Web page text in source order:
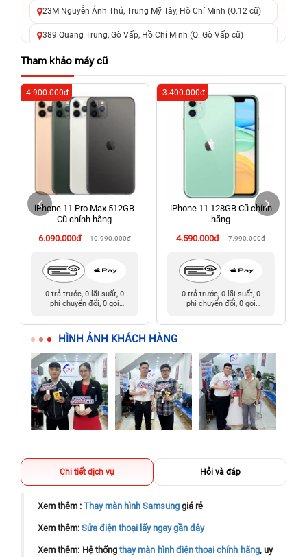
23M Nguyễn Ảnh Thủ, Trung Mỹ Tây, Hồ Chí Minh (Q.12 cũ)
389 Quang Trung, Gò Vấp, Hồ Chí Minh (Q. Gò Vấp cũ)
625 - 625A Âu Cơ, Tân Phú, Hồ Chí Minh (Quận Tân Phú cũ)
326 Lê Văn Việt, Tăng Nhơn Phú, Hồ Chí Minh (Q.9 TP. Thủ
Đức cũ)
256 Võ Văn Ngân, Thủ Đức, Hồ Chí Minh (Bình Thọ, TP. Thủ
Đức Cũ)
70 Nguyễn An Ninh, Dĩ An, Hồ Chí Minh (Bình Dương Cũ)
Tàu cũ)
198 Hoàng Văn Thụ, Tân Sơn Nhất, Hồ Chí Minh (Tân Bình
Tham khảo máy cũ
iPhone 11 Pro Max 512GB
Cũ chính hãng
6.090.000đ
10.990.000đ
-4.900.000đ
0 trả trước, 0 lãi suất, 0
phí chuyển đổi, 0 gọi
iPhone 11 128GB Cũ chính
hãng
4.590.000đ
7.990.000đ
-3.400.000đ
0 trả trước, 0 lãi suất, 0
phí chuyển đổi, 0 gọi
HÌNH ẢNH KHÁCH HÀNG
Chi tiết dịch vụ Hỏi và đáp
Xem thêm : Thay màn hình Samsung giá rẻ
Xem thêm: Sửa điện thoại lấy ngay gần đây
Xem thêm: Hệ thốngthay màn hình điện thoại chính hãng, uy